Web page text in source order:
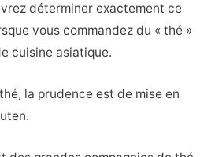
déterminer exactement ce
vous commandez du « thé »
cuisine asiatique.
la prudence est de mise en